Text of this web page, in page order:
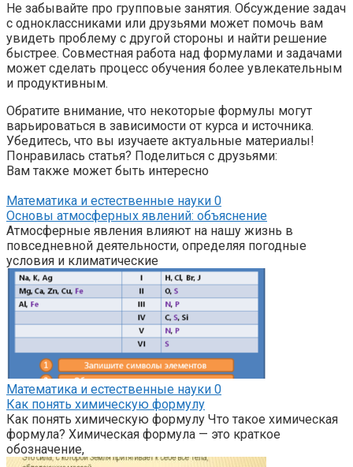
Не забывайте про групповые занятия. Обсуждение задач
с одноклассниками или друзьями может помочь вам
увидеть проблему с другой стороны и найти решение
быстрее. Совместная работа над формулами и задачами
может сделать процесс обучения более увлекательным
и продуктивным.
Обратите внимание, что некоторые формулы могут
варьироваться в зависимости от курса и источника.
Убедитесь, что вы изучаете актуальные материалы!
Понравилась статья? Поделиться с друзьями:
Вам также может быть интересно
Математика и естественные науки 0
Основы атмосферных явлений: объяснение
Атмосферные явления влияют на нашу жизнь в
повседневной деятельности, определяя погодные
условия и климатические
Математика и естественные науки 0
Как понять химическую формулу
Как понять химическую формулу Что такое химическая
формула? Химическая формула — это краткое
обозначение,